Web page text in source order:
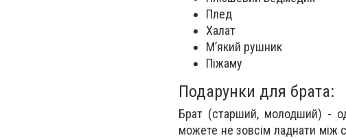
Плед
Халат
М’який рушник
Піжаму
Подарунки для брата:
Брат (старший, молодший) -
можете не зовсім ладнати між